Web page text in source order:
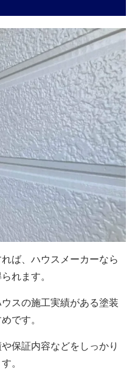
ば、ハウスメーカーなら
れます。
スの施工実績がある塗装
です。
保証内容などをしっかり
。